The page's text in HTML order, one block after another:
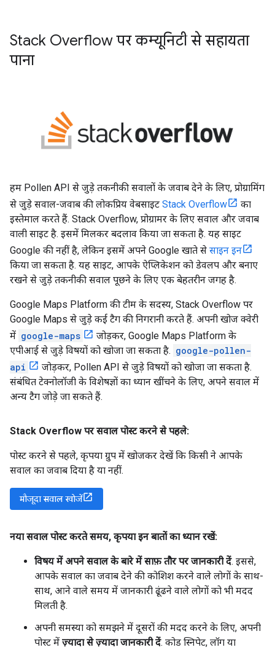
Stack Overflow पर कम्यूनिटी से सहायता
पाना
हम Pollen API से जुड़े तकनीकी सवालों के जवाब देने के लिए, प्रोग्रामिंग
से जुड़े सवाल-जवाब की लोकप्रिय वेबसाइट Stack Overflow
का
इस्तेमाल करते हैं. Stack Overflow, प्रोग्रामर के लिए सवाल और जवाब
वाली साइट है. इसमें मिलकर बदलाव किया जा सकता है. यह साइट
Google की नहीं है, लेकिन इसमें अपने Google खाते से साइन इन
किया जा सकता है. यह साइट, आपके ऐप्लिकेशन को डेवलप और बनाए
रखने से जुड़े तकनीकी सवाल पूछने के लिए एक बेहतरीन जगह है.
Google Maps Platform की टीम के सदस्य, Stack Overflow पर
Google Maps से जुड़े कई टैग की निगरानी करते हैं. अपनी खोज क्वेरी
में google-maps
जोड़कर, Google Maps Platform के
एपीआई से जुड़े विषयों को खोजा जा सकता है. google-pollen-
api
जोड़कर, Pollen API से जुड़े विषयों को खोजा जा सकता है.
संबंधित टेक्नोलॉजी के विशेषज्ञों का ध्यान खींचने के लिए, अपने सवाल में
अन्य टैग जोड़े जा सकते हैं.
Stack Overflow पर सवाल पोस्ट करने से पहले:
पोस्ट करने से पहले, कृपया ग्रुप में खोजकर देखें कि किसी ने आपके
सवाल का जवाब दिया है या नहीं.
मौजूदा सवाल खोजें
नया सवाल पोस्ट करते समय, कृपया इन बातों का ध्यान रखें:
विषय में अपने सवाल के बारे में साफ़ तौर पर जानकारी दें. इससे,
आपके सवाल का जवाब देने की कोशिश करने वाले लोगों के साथ-
साथ, आने वाले समय में जानकारी ढूंढने वाले लोगों को भी मदद
मिलती है.
अपनी समस्या को समझने में दूसरों की मदद करने के लिए, अपनी
पोस्ट में ज़्यादा से ज़्यादा जानकारी दें. कोड स्निपेट, लॉग या